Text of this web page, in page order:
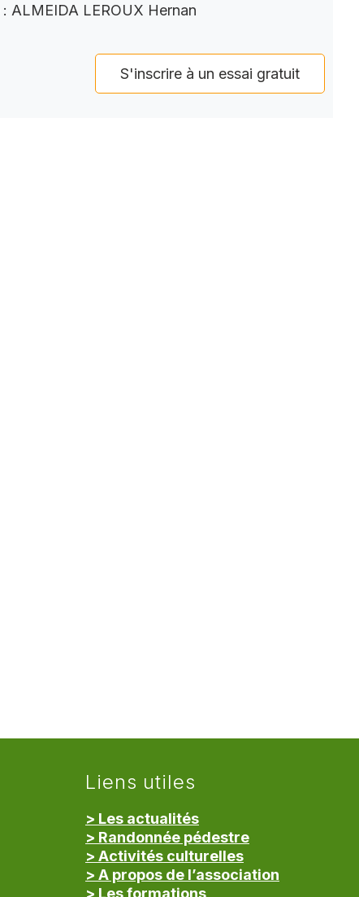
: ALMEIDA LEROUX Hernan
S'inscrire à un essai gratuit
Liens utiles
> Les actualités
> Randonnée pédestre
> Activités culturelles
> A propos de l’association
> Les formations